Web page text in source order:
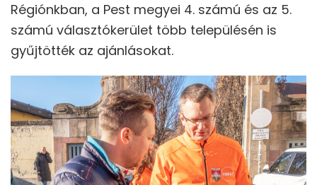
Régiónkban, a Pest megyei 4. számú és az 5.
számú választókerület több településén is
gyűjtötték az ajánlásokat.